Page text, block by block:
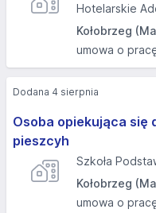
Hotelarskie
Kołobrzeg
umowa o
Osoba opiekująca się
pieszcyh
Szkoła
Kołobrzeg
umowa o
Dodana 4 sierpnia